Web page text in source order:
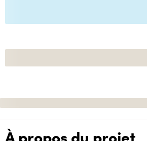
À propos du projet